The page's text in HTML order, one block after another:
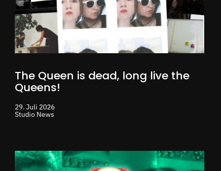
The Queen is dead, long live the
Queens!
29. Juli 2026
Studio News